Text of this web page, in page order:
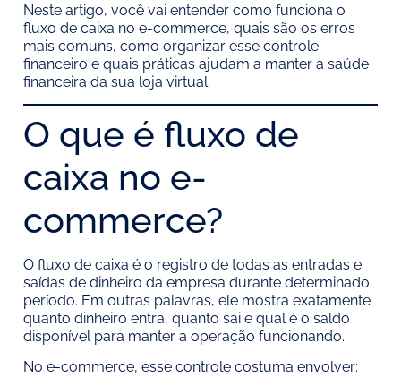
Neste artigo, você vai entender como funciona o
fluxo de caixa no e-commerce, quais são os erros
mais comuns, como organizar esse controle
financeiro e quais práticas ajudam a manter a saúde
financeira da sua loja virtual.
O que é fluxo de
caixa no e-
commerce?
O fluxo de caixa é o registro de todas as entradas e
saídas de dinheiro da empresa durante determinado
período. Em outras palavras, ele mostra exatamente
quanto dinheiro entra, quanto sai e qual é o saldo
disponível para manter a operação funcionando.
No e-commerce, esse controle costuma envolver: